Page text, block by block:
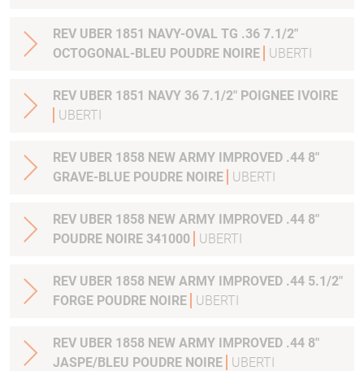
REV UBER 1851 NAVY-OVAL TG .36 7.1/2"
OCTOGONAL-BLEU POUDRE NOIRE
UBERTI
REV UBER 1851 NAVY 36 7.1/2" POIGNEE IVOIRE
UBERTI
REV UBER 1858 NEW ARMY IMPROVED .44 8"
GRAVE-BLUE POUDRE NOIRE
UBERTI
REV UBER 1858 NEW ARMY IMPROVED .44 8"
POUDRE NOIRE 341000
UBERTI
REV UBER 1858 NEW ARMY IMPROVED .44 5.1/2"
FORGE POUDRE NOIRE
UBERTI
REV UBER 1858 NEW ARMY IMPROVED .44 8"
JASPE/BLEU POUDRE NOIRE
UBERTI